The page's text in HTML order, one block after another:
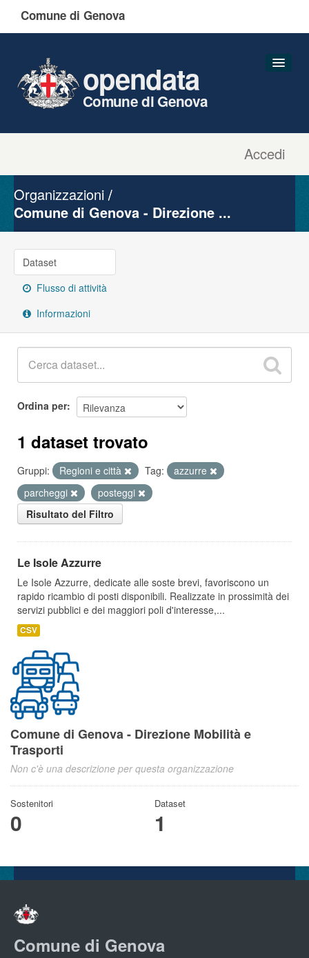
Comune di Genova
Accedi
opendata
Comune di Genova
Gruppi
Organizzazioni
Comune di Genova - Direzione ...
Dataset
Flusso di attività
Informazioni
Ordina per
1 dataset trovato
Gruppi: Regioni e città Tag:
azzurre
parcheggi
posteggi
Risultato del Filtro
Le Isole Azzurre
Le Isole Azzurre, dedicate alle soste brevi, favoriscono un
rapido ricambio di posti disponibili. Realizzate in prossimità dei
servizi pubblici e dei maggiori poli d'interesse,...
CSV
Comune di Genova - Direzione Mobilità e
Trasporti
Non c'è una descrizione per questa organizzazione
Sostenitori
0
Dataset
1
Comune di Genova